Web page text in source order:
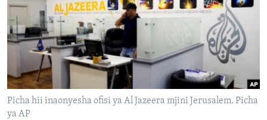
Picha hii inaonyesha ofisi ya Al Jazeera mjini Jerusalem. Picha
ya AP